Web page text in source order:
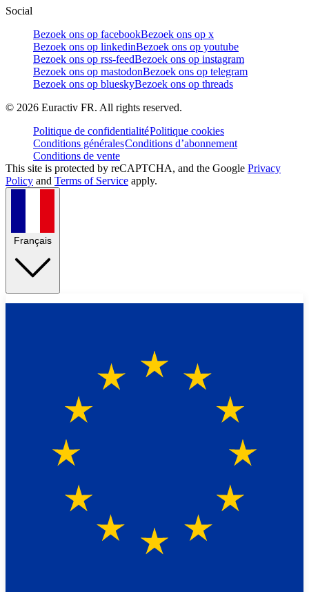
Social
Bezoek ons op facebookBezoek ons op x
Bezoek ons op linkedinBezoek ons op youtube
Bezoek ons op rss-feedBezoek ons op instagram
Bezoek ons op mastodonBezoek ons op telegram
Bezoek ons op blueskyBezoek ons op threads
© 2026 Euractiv FR. All rights reserved.
Politique de confidentialitéPolitique cookies
Conditions généralesConditions d’abonnement
Conditions de vente
This site is protected by reCAPTCHA, and the Google Privacy
Policy and Terms of Service apply.
Français